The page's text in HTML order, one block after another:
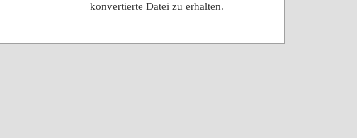
konvertierte Datei zu erhalten.